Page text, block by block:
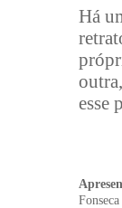
Há
esse
Fonseca